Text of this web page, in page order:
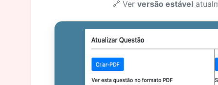
🔗 Ver versão estável